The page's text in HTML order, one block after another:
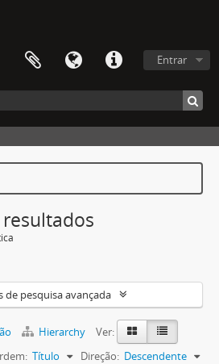
Entrar
de pesquisa avançada
Hierarchy
Ver:
Título Direção: Descendente